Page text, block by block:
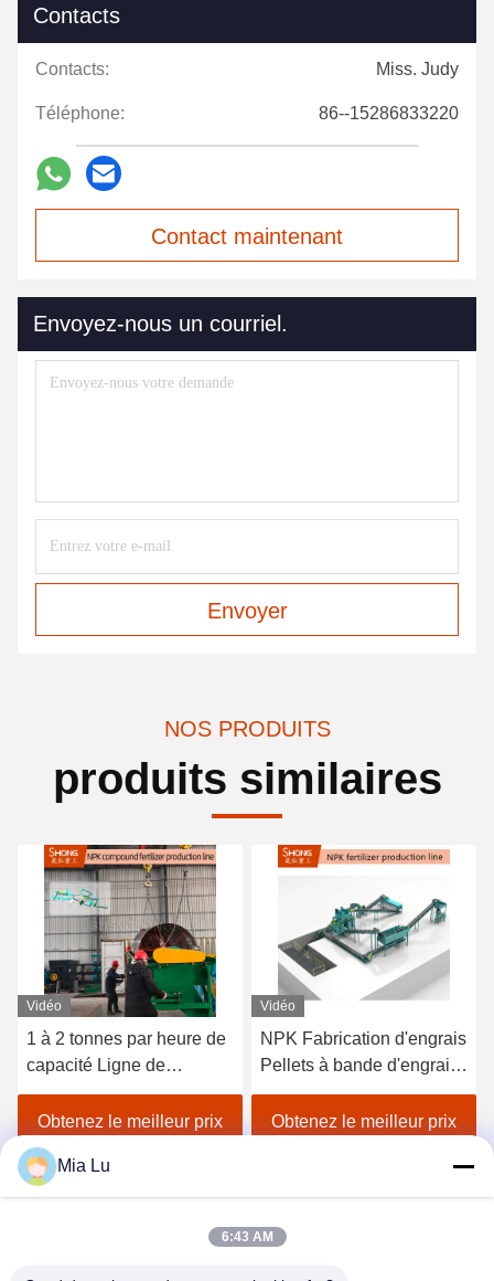
Contacts
Contacts: Miss. Judy
Téléphone: 86--15286833220
Contact maintenant
Envoyez-nous un courriel.
Envoyer
NOS PRODUITS
produits similaires
Vidéo
1 à 2 tonnes par heure de
capacité Ligne de
production d'engrais NPK
avec granulation à double
rouleau et tension
personnalisée 380V
Obtenez le meilleur prix
Vidéo
NPK Fabrication d'engrais
Pellets à bande d'engrais
pour la production et la
distribution d'engrais
Obtenez le meilleur prix
Mia Lu
6:43 AM